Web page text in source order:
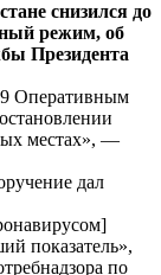
снизился до
режим, об
Президента
Оперативным
местах», —
дал
показатель»,
по